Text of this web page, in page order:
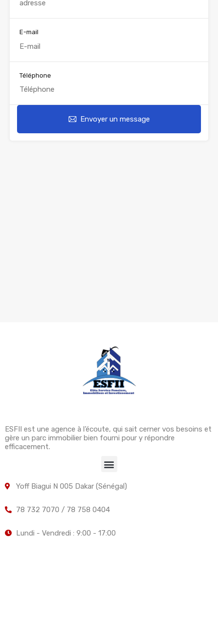
E-mail
Téléphone
Envoyer un message
ESFII est une agence à l’écoute, qui sait cerner vos besoins et
gère un parc immobilier bien fourni pour y répondre
efficacement.
Yoff Biagui N 005 Dakar (Sénégal)
78 732 7070 / 78 758 0404
Lundi - Vendredi : 9:00 - 17:00